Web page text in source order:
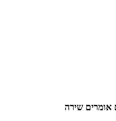
אומרים שירה